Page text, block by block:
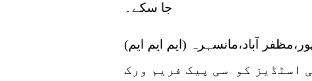
جا سکے۔
آباد،مانسہرہ (ایم ایم ایم)
اسٹڈیز کو سی پیک فریم ورک